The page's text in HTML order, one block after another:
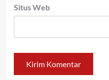
Situs Web